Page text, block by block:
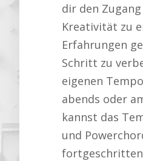
dir den
Kreativität zu
Erfahrungen
Schritt zu
eigenen
abends oder
kannst das
und